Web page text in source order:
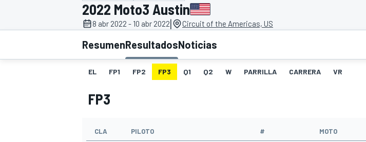
INDYCAR WRC
2022 Moto3 Austin
8 abr 2022 - 10 abr 2022| Circuit of the Americas, US
ResumenResultadosNoticias
EL FP1 FP2 FP3 Q1 Q2 W PARRILLA CARRERA VR
FP3
CLA PILOTO # MOTO